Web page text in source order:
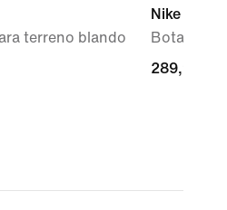
terreno blando
Nike
Botas de
289,99 €
289,99 €